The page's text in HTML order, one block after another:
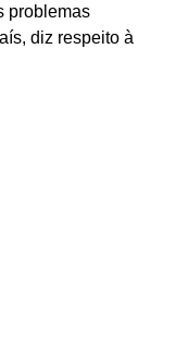
problemas
diz respeito à